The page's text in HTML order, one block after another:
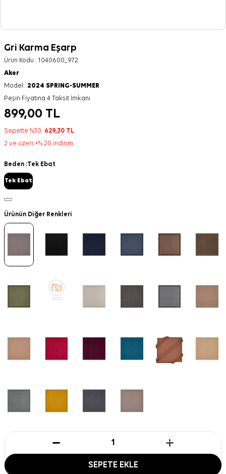
Gri Karma Eşarp
Ürün Kodu : 1040600_972
Aker
Model : 2024 SPRING-SUMMER
Peşin Fiyatına 4 Taksit İmkanı
899,00 TL
Sepette %30 629,30 TL
2 ve üzeri +% 20 indirim
Beden :Tek Ebat
Tek Ebat
Ürünün Diğer Renkleri
SEPETE EKLE